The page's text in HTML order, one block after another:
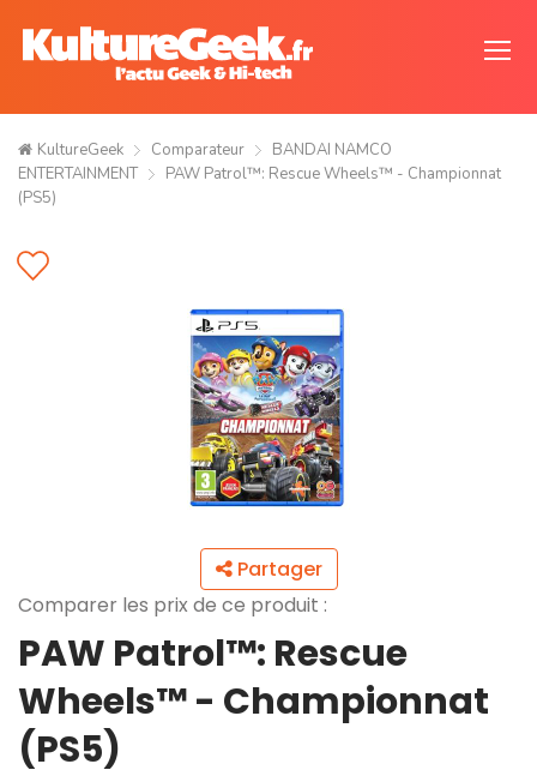
KultureGeek Comparateur
BANDAI NAMCO
ENTERTAINMENT
PAW Patrol™: Rescue Wheels™ - Championnat
(PS5)
Partager
Comparer les prix de ce produit :
PAW Patrol™: Rescue
Wheels™ - Championnat
(PS5)